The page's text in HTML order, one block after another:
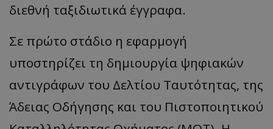
διεθνή ταξιδιωτικά έγγραφα.
Σε πρώτο στάδιο η εφαρμογή
υποστηρίζει τη δημιουργία ψηφιακών
αντιγράφων του Δελτίου Ταυτότητας, της
Άδειας Οδήγησης και του Πιστοποιητικού